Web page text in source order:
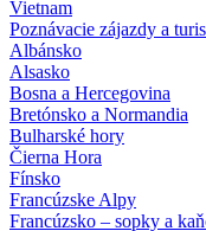
Vietnam
Poznávacie zájazdy a
Albánsko
Alsasko
Bosna a Hercegovina
Bretónsko a Normandia
Bulharské hory
Čierna Hora
Fínsko
Francúzske Alpy
Francúzsko – sopky a